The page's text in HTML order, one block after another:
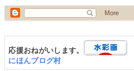
応援おねがいします。
にほんブログ村